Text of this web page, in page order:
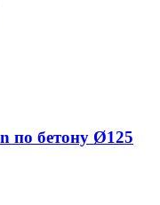
по бетону Ø125